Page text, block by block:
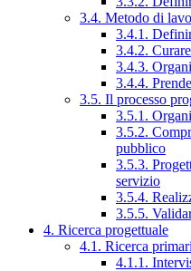
3.4. Metodo di
3.4.1.
3.4.2.
3.4.3.
3.4.4.
3.5. Il processo
3.5.1.
3.5.2.
pubblico
3.5.3.
servizio
3.5.4.
3.5.5.
4. Ricerca progettuale
4.1. Ricerca
4.1.1.